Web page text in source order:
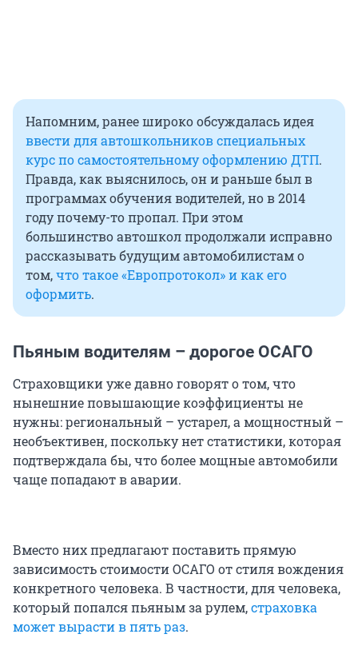
Напомним, ранее широко обсуждалась идея
ввести для автошкольников специальных
курс по самостоятельному оформлению ДТП.
Правда, как выяснилось, он и раньше был в
программах обучения водителей, но в 2014
году почему-то пропал. При этом
большинство автошкол продолжали исправно
рассказывать будущим автомобилистам о
том,что такое «Европротокол» и как его
оформить.
Пьяным водителям – дорогое ОСАГО
Страховщики уже давно говорят о том, что
нынешние повышающие коэффициенты не
нужны: региональный – устарел, а мощностный –
необъективен, поскольку нет статистики, которая
подтверждала бы, что более мощные автомобили
чаще попадают в аварии.
Вместо них предлагают поставить прямую
зависимость стоимости ОСАГО от стиля вождения
конкретного человека. В частности, для человека,
который попался пьяным за рулем,страховка
может вырасти в пять раз.